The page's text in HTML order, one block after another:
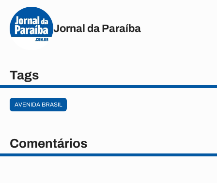
Jornal da Paraíba
Tags
AVENIDA BRASIL
Comentários